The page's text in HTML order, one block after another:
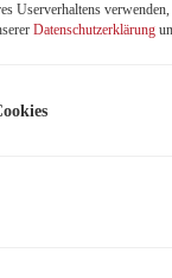
Userverhaltens
Datenschutzerklärung